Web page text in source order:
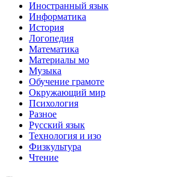
Иностранный язык
Информатика
История
Логопедия
Математика
Материалы мо
Музыка
Обучение грамоте
Окружающий мир
Психология
Разное
Русский язык
Технология и изо
Физкультура
Чтение